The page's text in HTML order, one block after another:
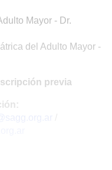
Mayor - Dr.
del Adulto Mayor -
previa